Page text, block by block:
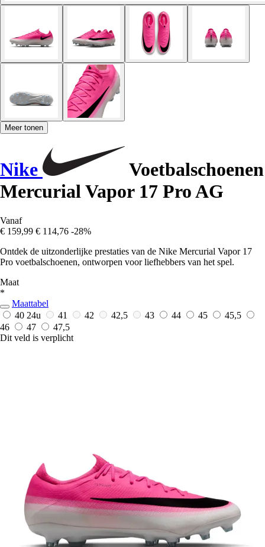
Meer tonen
Nike
Voetbalschoenen
Mercurial Vapor 17 Pro AG
Vanaf
€ 159,99 € 114,76 -28%
Ontdek de uitzonderlijke prestaties van de Nike Mercurial Vapor 17
Pro voetbalschoenen, ontworpen voor liefhebbers van het spel.
Maat
*
Maattabel
40 24u 41 42 42,5 43 44 45
45,5
46
47
47,5
Dit veld is verplicht